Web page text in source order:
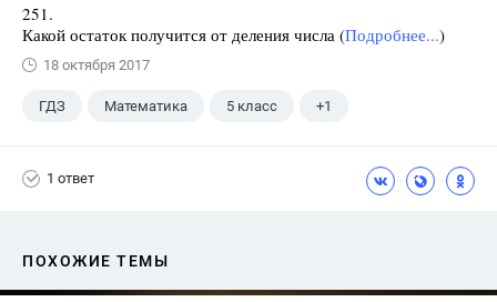
251.
Какой остаток получится от деления числа (Подробнее...)
18 октября 2017
ГДЗ Математика 5 класс +1
1 ответ
ПОХОЖИЕ ТЕМЫ